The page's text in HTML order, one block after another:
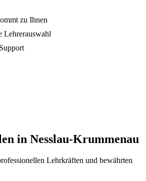
zu Ihnen
Lehrerauswahl
in Nesslau-Krummenau
Lehrkräften und bewährten